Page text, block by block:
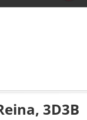
3D3B